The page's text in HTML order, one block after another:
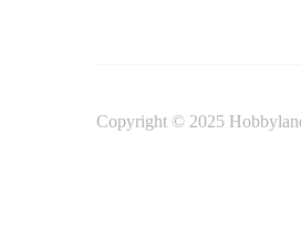
Copyright © 2025